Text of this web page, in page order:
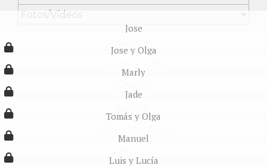
Jose
Jose y Olga
Marly
Jade
Tomás y Olga
Manuel
Luis y Lucía